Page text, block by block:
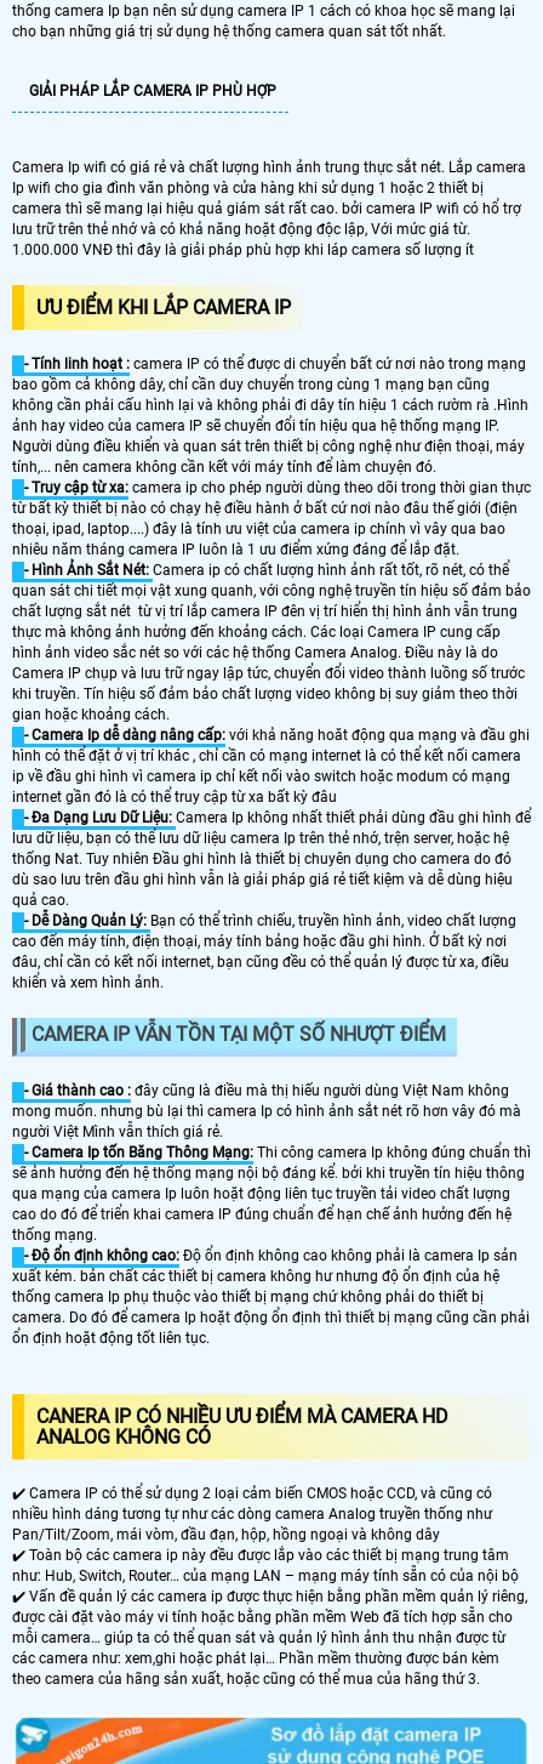
thống camera Ip bạn nên sử dụng camera IP 1 cách có khoa học sẽ mang lại
cho bạn những giá trị sử dụng hệ thống camera quan sát tốt nhất.
GIẢI PHÁP LẮP CAMERA IP PHÙ HỢP
Camera Ip wifi có giá rẻ và chất lượng hình ảnh trung thực sắt nét. Lắp camera
Ip wifi cho gia đình văn phòng và cửa hàng khi sử dụng 1 hoặc 2 thiết bị
camera thì sẽ mang lại hiệu quả giám sát rất cao. bởi camera IP wifi có hổ trợ
lưu trữ trên thẻ nhớ và có khả năng hoặt động độc lập, Với mức giá từ.
1.000.000 VNĐ thì đây là giải pháp phù hợp khi láp camera số lượng ít
ƯU ĐIỂM KHI LẮP CAMERA IP
- Tính linh hoạt : camera IP có thể được di chuyển bất cứ nơi nào trong mạng
bao gồm cả không dây, chỉ cần duy chuyển trong cùng 1 mạng bạn cũng
không cần phải cấu hình lại và không phải đi dây tín hiệu 1 cách rườm rà .Hình
ảnh hay video của camera IP sẽ chuyển đổi tín hiệu qua hệ thống mạng IP.
Người dùng điều khiển và quan sát trên thiết bị công nghệ như điện thoại, máy
tính,... nên camera không cần kết với máy tính để làm chuyện đó.
- Truy cập từ xa: camera ip cho phép người dùng theo dõi trong thời gian thực
từ bất kỳ thiết bị nào có chạy hệ điều hành ở bất cứ nơi nào đâu thế giới (điện
thoại, ipad, laptop....) đây là tính ưu việt của camera ip chính vì vây qua bao
nhiêu năm tháng camera IP luôn là 1 ưu điểm xứng đáng để lắp đặt.
- Hình Ảnh Sắt Nét: Camera ip có chất lượng hình ảnh rất tốt, rõ nét, có thể
quan sát chi tiết mọi vật xung quanh, với công nghệ truyền tín hiệu số đảm bảo
chất lượng sắt nét từ vị trí lắp camera IP đên vị trí hiển thị hình ảnh vẫn trung
thực mà không ảnh hưởng đến khoảng cách. Các loại Camera IP cung cấp
hình ảnh video sắc nét so với các hệ thống Camera Analog. Điều này là do
Camera IP chụp và lưu trữ ngay lập tức, chuyển đổi video thành luồng số trước
khi truyền. Tín hiệu số đảm bảo chất lượng video không bị suy giảm theo thời
gian hoặc khoảng cách.
- Camera Ip dễ dàng nâng cấp: với khả năng hoăt động qua mạng và đầu ghi
hình có thể đặt ở vị trí khác , chỉ cần có mạng internet là có thể kết nối camera
ip về đầu ghi hình vì camera ip chỉ kết nối vào switch hoặc modum có mạng
internet gần đó là có thể truy cập từ xa bất kỳ đâu
- Đa Dạng Lưu Dữ Liệu: Camera Ip không nhất thiết phải dùng đầu ghi hình để
lưu dữ liệu, bạn có thể lưu dữ liệu camera Ip trên thẻ nhớ, trện server, hoặc hệ
thống Nat. Tuy nhiên Đầu ghi hình là thiết bị chuyên dụng cho camera do đó
dù sao lưu trên đầu ghi hình vẫn là giải pháp giá rẻ tiết kiệm và dễ dùng hiệu
quả cao.
- Dễ Dàng Quản Lý: Bạn có thể trình chiếu, truyền hình ảnh, video chất lượng
cao đến máy tính, điện thoại, máy tính bảng hoặc đầu ghi hình. Ở bất kỳ nơi
đâu, chỉ cần có kết nối internet, bạn cũng đều có thể quản lý được từ xa, điều
khiển và xem hình ảnh.
CAMERA IP VẪN TỒN TẠI MỘT SỐ NHƯỢT ĐIỂM
- Giá thành cao : đây cũng là điều mà thị hiếu người dùng Việt Nam không
mong muốn. nhưng bù lại thì camera Ip có hình ảnh sắt nét rõ hơn vây đó mà
người Việt Mình vẫn thích giá rẻ.
- Camera Ip tốn Băng Thông Mạng: Thi công camera Ip không đúng chuẩn thì
sẽ ảnh hưởng đến hệ thống mạng nội bộ đáng kể. bởi khi truyền tín hiệu thông
qua mạng của camera Ip luôn hoặt động liên tục truyền tải video chất lượng
cao do đó để triển khai camera IP đúng chuẩn để hạn chế ảnh hưởng đến hệ
thống mạng.
- Độ ổn định không cao: Độ ổn định không cao không phải là camera Ip sản
xuất kém. bản chất các thiết bị camera không hư nhưng độ ổn định của hệ
thống camera Ip phụ thuộc vào thiết bị mạng chứ không phải do thiết bị
camera. Do đó để camera Ip hoặt động ổn định thì thiết bị mạng cũng cần phải
ổn định hoặt động tốt liên tục.
CANERA IP CÓ NHIỀU ƯU ĐIỂM MÀ CAMERA HD
ANALOG KHÔNG CÓ
✔️ Camera IP có thể sử dụng 2 loại cảm biến CMOS hoặc CCD, và cũng có
nhiều hình dáng tương tự như các dòng camera Analog truyền thống như
Pan/Tilt/Zoom, mái vòm, đầu đạn, hộp, hồng ngoại và không dây
✔️ Toàn bộ các camera ip này đều được lắp vào các thiết bị mạng trung tâm
như: Hub, Switch, Router… của mạng LAN – mạng máy tính sẵn có của nội bộ
✔️ Vấn đề quản lý các camera ip được thực hiện bằng phần mềm quản lý riêng,
được cài đặt vào máy vi tính hoặc bằng phần mềm Web đã tích hợp sẵn cho
mỗi camera… giúp ta có thể quan sát và quản lý hình ảnh thu nhận được từ
các camera như: xem,ghi hoặc phát lại… Phần mềm thường được bán kèm
theo camera của hãng sản xuất, hoặc cũng có thể mua của hãng thứ 3.